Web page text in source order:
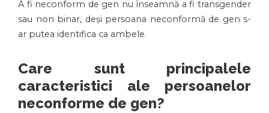
A fi neconform de gen nu înseamnă a fi transgender
sau non binar, deși persoana neconformă de gen s-
ar putea identifica ca ambele.
Care sunt principalele
caracteristici ale persoanelor
neconforme de gen?